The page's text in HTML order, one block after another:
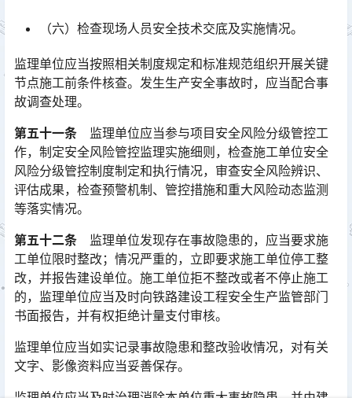
（六）检查现场人员安全技术交底及实施情况。
监理单位应当按照相关制度规定和标准规范组织开展关键
节点施工前条件核查。发生生产安全事故时，应当配合事
故调查处理。
第五十一条 监理单位应当参与项目安全风险分级管控工
作，制定安全风险管控监理实施细则，检查施工单位安全
风险分级管控制度制定和执行情况，审查安全风险辨识、
评估成果，检查预警机制、管控措施和重大风险动态监测
等落实情况。󠅅󠅃󠄵󠅂󠄪󠇖󠆨󠆨󠇕󠆞󠆒󠅬󠇘󠆭󠆘󠇙󠆝󠅵󠇗󠆭󠆁󠄐󠇗󠅹󠅸󠇖󠆍󠅳󠇖󠅹󠅰󠇖󠆌󠅹
第五十二条 监理单位发现存在事故隐患的，应当要求施
工单位限时整改；情况严重的，立即要求施工单位停工整
改，并报告建设单位。施工单位拒不整改或者不停止施工
的，监理单位应当及时向铁路建设工程安全生产监管部门
书面报告，并有权拒绝计量支付审核。󠅅󠅃󠄵󠅂󠄪󠇖󠆨󠆨󠇕󠆞󠆒󠅬󠇘󠆭󠆘󠇙󠆝󠅵󠇗󠆭󠆁󠄐󠇗󠅹󠅸󠇖󠆍󠅳󠇖󠅹󠅰󠇖󠆌󠅹
监理单位应当如实记录事故隐患和整改验收情况，对有关
文字、影像资料应当妥善保存。